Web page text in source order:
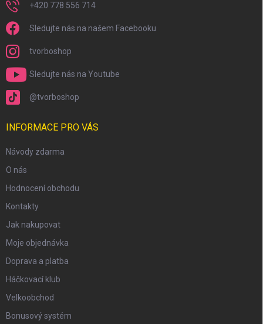
+420 778 556 714
Sledujte nás na našem Facebooku
tvorboshop
Sledujte nás na Youtube
@tvorboshop
INFORMACE PRO VÁS
Návody zdarma
O nás
Hodnocení obchodu
Kontakty
Jak nakupovat
Moje objednávka
Doprava a platba
Háčkovací klub
Velkoobchod
Bonusový systém